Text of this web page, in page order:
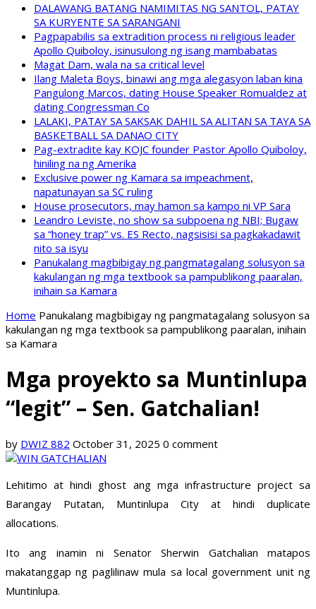
DALAWANG BATANG NAMIMITAS NG SANTOL, PATAY
SA KURYENTE SA SARANGANI
Pagpapabilis sa extradition process ni religious leader
Apollo Quiboloy, isinusulong ng isang mambabatas
Magat Dam, wala na sa critical level
Ilang Maleta Boys, binawi ang mga alegasyon laban kina
Pangulong Marcos, dating House Speaker Romualdez at
dating Congressman Co
LALAKI, PATAY SA SAKSAK DAHIL SA ALITAN SA TAYA SA
BASKETBALL SA DANAO CITY
Pag-extradite kay KOJC founder Pastor Apollo Quiboloy,
hiniling na ng Amerika
Exclusive power ng Kamara sa impeachment,
napatunayan sa SC ruling
House prosecutors, may hamon sa kampo ni VP Sara
Leandro Leviste, no show sa subpoena ng NBI; Bugaw
sa “honey trap” vs. ES Recto, nagsisisi sa pagkakadawit
nito sa isyu
Panukalang magbibigay ng pangmatagalang solusyon sa
kakulangan ng mga textbook sa pampublikong paaralan,
inihain sa Kamara
Home Panukalang magbibigay ng pangmatagalang solusyon sa
kakulangan ng mga textbook sa pampublikong paaralan, inihain
sa Kamara
Mga proyekto sa Muntinlupa
“legit” – Sen. Gatchalian!
by DWIZ 882 October 31, 2025 0 comment
Lehitimo at hindi ghost ang mga infrastructure project sa
Barangay Putatan, Muntinlupa City at hindi duplicate
allocations.
Ito ang inamin ni Senator Sherwin Gatchalian matapos
makatanggap ng paglilinaw mula sa local government unit ng
Muntinlupa.